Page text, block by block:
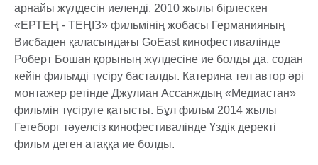
арнайы жүлдесін иеленді. 2010 жылы бірлескен
«ЕРТЕҢ - ТЕҢІЗ» фильмінің жобасы Германияның
Висбаден қаласындағы GoEast кинофестивалінде
Роберт Бошан қорының жүлдесіне ие болды да, содан
кейін фильмді түсіру басталды. Катерина тел автор әрі
монтажер ретінде Джулиан Ассанждың «Медиастан»
фильмін түсіруге қатысты. Бұл фильм 2014 жылы
Гетеборг тәуелсіз кинофестивалінде Үздік деректі
фильм деген атаққа ие болды.